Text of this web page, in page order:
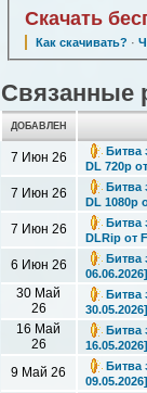
Скачать
Как скачивать? ·
Связанные
ДОБАВЛЕН
7 Июн 26
Битва
DL 720p
7 Июн 26
Битва
DL 1080p
7 Июн 26
Битва
DLRip от
6 Июн 26
Битва
30 Май
26
Битва
16 Май
26
Битва
9 Май 26
Битва